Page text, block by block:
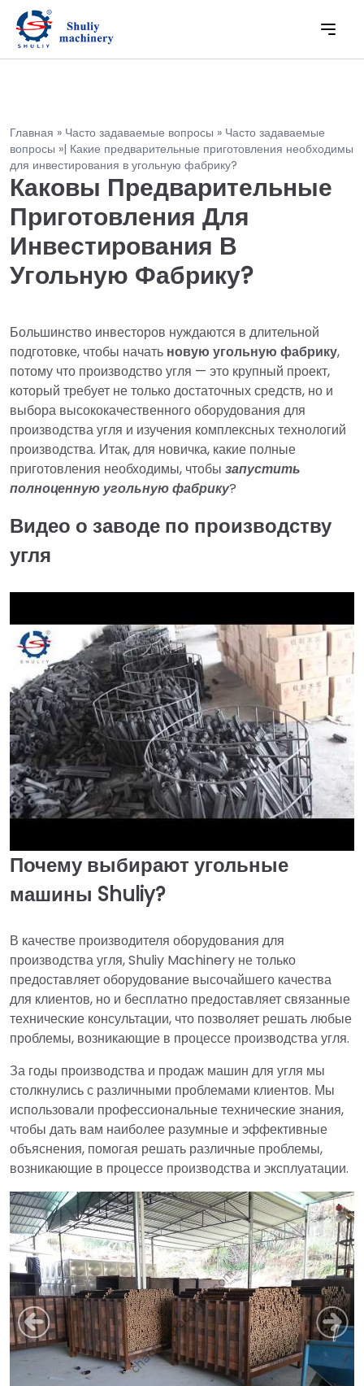
Главная » Часто задаваемые вопросы » Часто задаваемые
вопросы »| Какие предварительные приготовления необходимы
для инвестирования в угольную фабрику?
Каковы Предварительные
Приготовления Для
Инвестирования В
Угольную Фабрику?
Большинство инвесторов нуждаются в длительной
подготовке, чтобы начать новую угольную фабрику,
потому что производство угля — это крупный проект,
который требует не только достаточных средств, но и
выбора высококачественного оборудования для
производства угля и изучения комплексных технологий
производства. Итак, для новичка, какие полные
приготовления необходимы, чтобы запустить
полноценную угольную фабрику?
Видео о заводе по производству
угля
►
Почему выбирают угольные
машины Shuliy?
В качестве производителя оборудования для
производства угля, Shuliy Machinery не только
предоставляет оборудование высочайшего качества
для клиентов, но и бесплатно предоставляет связанные
технические консультации, что позволяет решать любые
проблемы, возникающие в процессе производства угля.
За годы производства и продаж машин для угля мы
столкнулись с различными проблемами клиентов. Мы
использовали профессиональные технические знания,
чтобы дать вам наиболее разумные и эффективные
объяснения, помогая решать различные проблемы,
возникающие в процессе производства и эксплуатации.